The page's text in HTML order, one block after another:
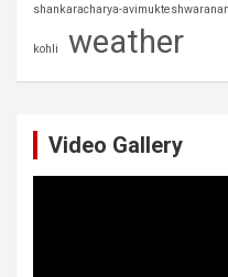
shankaracharya-
kohli weather
Video Gallery